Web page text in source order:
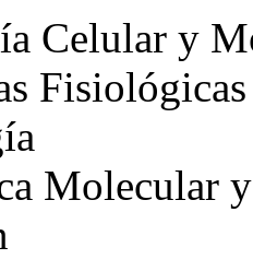
Celular y
Fisiológicas
Molecular